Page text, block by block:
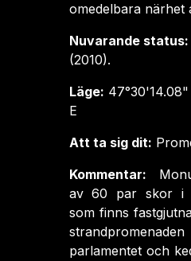
omedelbara närhet
Nuvarande status:
(2010).
Läge:
E
Att ta sig dit:
Kommentar:
av 60 par skor i
som finns
parlamentet och